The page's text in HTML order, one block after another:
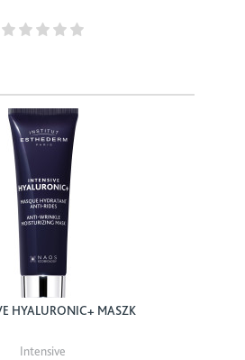
HYALURONIC+ MASZK
Intensive